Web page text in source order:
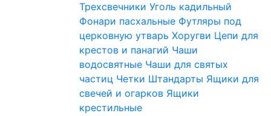
Трехсвечники Уголь кадильный
Фонари пасхальные Футляры под
церковную утварь Хоругви Цепи для
крестов и панагий Чаши
водосвятные Чаши для святых
частиц Четки Штандарты Ящики для
свечей и огарков Ящики
крестильные